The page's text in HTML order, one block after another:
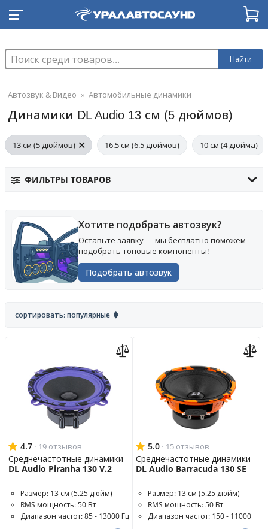
Найти
Автозвук & Видео » Автомобильные динамики
Динамики DL Audio 13 см (5 дюймов)
13 см (5 дюймов) 16.5 см (6.5 дюймов) 10 см (4 дюйма)
ФИЛЬТРЫ ТОВАРОВ
Хотите подобрать автозвук?
Оставьте заявку — мы бесплатно поможем
подобрать топовые компоненты!
Подобрать автозвук
сортировать: популярные
4.7 · 19 отзывов
Среднечастотные динамики
DL Audio Piranha 130 V.2
Размер: 13 см (5.25 дюйм)
RMS мощность: 50 Вт
Диапазон частот: 85 - 13000 Гц
5.0 · 15 отзывов
Среднечастотные динамики
DL Audio Barracuda 130 SE
Размер: 13 см (5.25 дюйм)
RMS мощность: 50 Вт
Диапазон частот: 150 - 11000